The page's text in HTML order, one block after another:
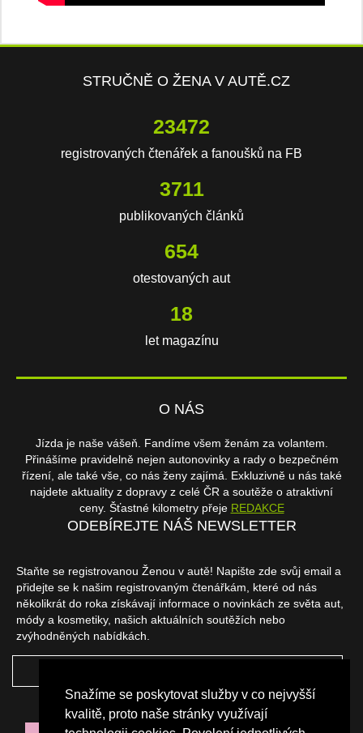
Snažíme se poskytovat služby v co nejvyšší
kvalitě, proto naše stránky využívají
STRUČNĚ O ŽENA V AUTĚ.CZ
23472
registrovaných čtenářek a fanoušků na FB
3711
publikovaných článků
654
otestovaných aut
18
let magazínu
O NÁS
Jízda je naše vášeň. Fandíme všem ženám za volantem.
Přinášíme pravidelně nejen autonovinky a rady o bezpečném
řízení, ale také vše, co nás ženy zajímá. Exkluzivně u nás také
najdete aktuality z dopravy z celé ČR a soutěže o atraktivní
ceny. Šťastné kilometry přeje REDAKCE
ODEBÍREJTE NÁŠ NEWSLETTER
Staňte se registrovanou Ženou v autě! Napište zde svůj email a
přidejte se k našim registrovaným čtenářkám, které od nás
několikrát do roka získávají informace o novinkách ze světa aut,
módy a kosmetiky, našich aktuálních soutěžích nebo
zvýhodněných nabídkách.
NAŠI PARTNEŘI